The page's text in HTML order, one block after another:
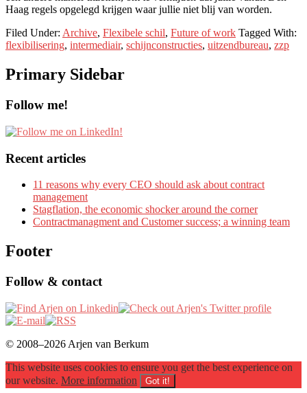
Haag regels opgelegd krijgen waar jullie niet blij van worden.
Filed Under: Archive, Flexibele schil, Future of work Tagged With:
flexibilisering, intermediair, schijnconstructies, uitzendbureau, zzp
Primary Sidebar
Follow me!
Recent articles
11 reasons why every CEO should ask about contract
management
Stagflation, the economic shocker around the corner
Contractmanagment and Customer success; a winning team
Footer
Follow & contact
© 2008–2026 Arjen van Berkum
This website uses cookies to ensure you get the best experience on
our website. More information Got it!